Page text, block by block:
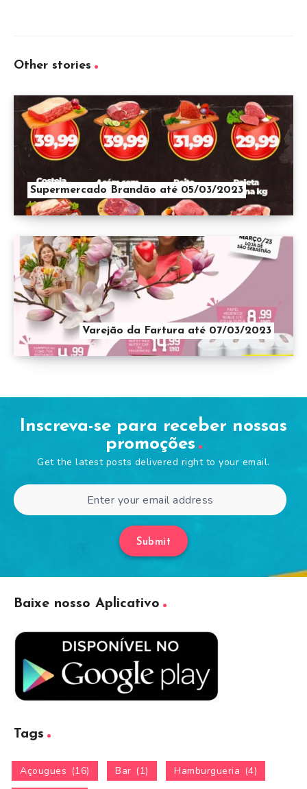
Other stories
Supermercado Brandão até 05/03/2023
Varejão da Fartura até 07/03/2023
Inscreva-se para receber nossas
promoções
Get the latest posts delivered right to your email.
Submit
Baixe nosso Aplicativo
Tags
Açougues (16) Bar (1) Hamburgueria (4)